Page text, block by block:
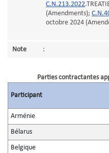
C.N.213.2022
(Amendments);
octobre 2024
Note :
Parties contractantes
Participant
Arménie
Bélarus
Belgique